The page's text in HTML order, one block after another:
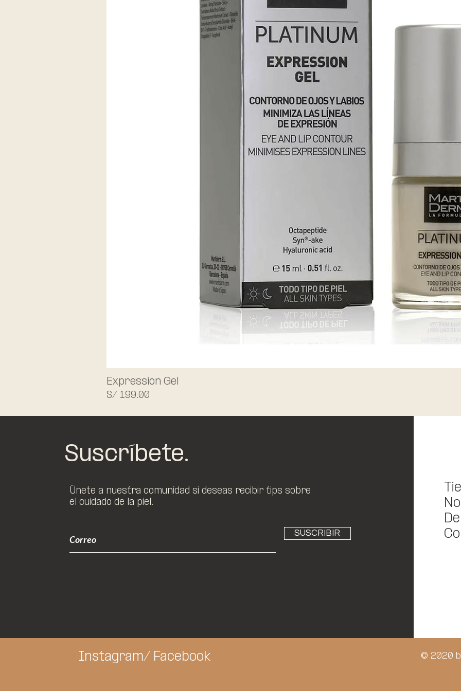
Expression Gel
Precio
S/ 199.00
Suscríbete.
Únete a nuestra comunidad si deseas recibir tips sobre
el cuidado de la piel.
SUSCRIBIR
Instagram/ Facebook © 2020